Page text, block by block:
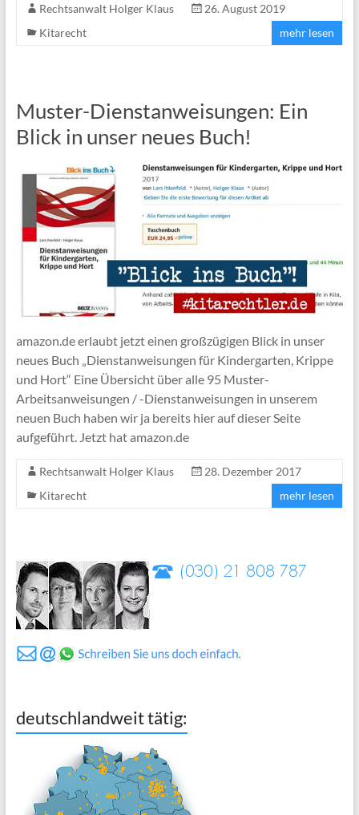
Rechtsanwalt Holger Klaus
26. August 2019
Kitarecht
mehr lesen
Muster-Dienstanweisungen: Ein
Blick in unser neues Buch!
amazon.de erlaubt jetzt einen großzügigen Blick in unser
neues Buch „Dienstanweisungen für Kindergarten, Krippe
und Hort“ Eine Übersicht über alle 95 Muster-
Arbeitsanweisungen / -Dienstanweisungen in unserem
neuen Buch haben wir ja bereits hier auf dieser Seite
aufgeführt. Jetzt hat amazon.de
Rechtsanwalt Holger Klaus
28. Dezember 2017
Kitarecht
mehr lesen
deutschlandweit tätig: